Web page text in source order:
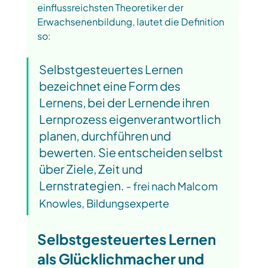
einflussreichsten Theoretiker der
Erwachsenenbildung, lautet die Definition
so:
Selbstgesteuertes Lernen
bezeichnet eine Form des
Lernens, bei der Lernende ihren
Lernprozess eigenverantwortlich
planen, durchführen und
bewerten. Sie entscheiden selbst
über Ziele, Zeit und
Lernstrategien. - frei nach Malcom
Knowles, Bildungsexperte
Selbstgesteuertes Lernen
als Glücklichmacher und